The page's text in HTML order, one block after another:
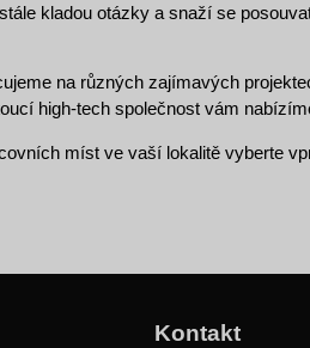
kladou otázky a snaží se
na různých zajímavých
high-tech společnost vám
míst ve vaší lokalitě vyberte
Kontakt